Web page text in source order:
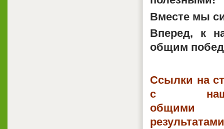
Вместе мы
Вперед, к
общим
Ссылки на
с
общими
результатами